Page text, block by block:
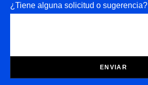
¿Tiene alguna solicitud o sugerencia?
ENVIAR